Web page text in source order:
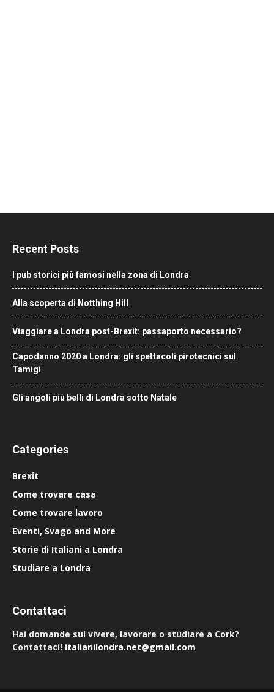
Recent Posts
I pub storici più famosi nella zona di Londra
Alla scoperta di Notthing Hill
Viaggiare a Londra post-Brexit: passaporto necessario?
Capodanno 2020 a Londra: gli spettacoli pirotecnici sul
Tamigi
Gli angoli più belli di Londra sotto Natale
Categories
Brexit
Come trovare casa
Come trovare lavoro
Eventi, Svago and More
Storie di Italiani a Londra
Studiare a Londra
Contattaci
Hai domande sul vivere, lavorare o studiare a Cork?
Contattaci! italianilondra.net@gmail.com